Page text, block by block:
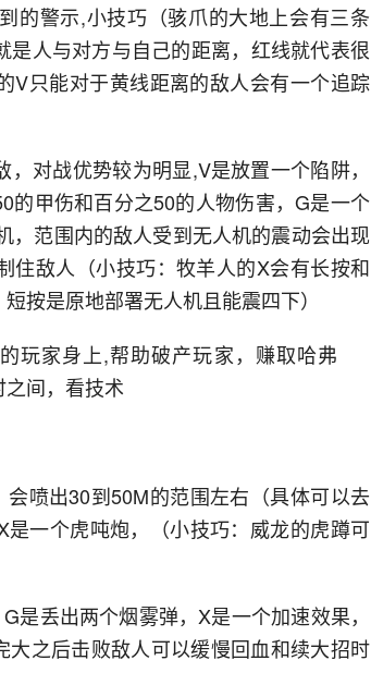
的警示,小技巧（骇爪的大地上会有三条
人与对方与自己的距离，红线就代表很
V只能对于黄线距离的敌人会有一个追踪
对战优势较为明显,V是放置一个陷阱，
的甲伤和百分之50的人物伤害，G是一个
，范围内的敌人受到无人机的震动会出现
住敌人（小技巧：牧羊人的X会有长按和
按是原地部署无人机且能震四下）
玩家身上,帮助破产玩家，赚取哈弗
间，看技术
喷出30到50M的范围左右（具体可以去
一个虎吨炮，（小技巧：威龙的虎蹲可
丢出两个烟雾弹，X是一个加速效果，
之后击败敌人可以缓慢回血和续大招时